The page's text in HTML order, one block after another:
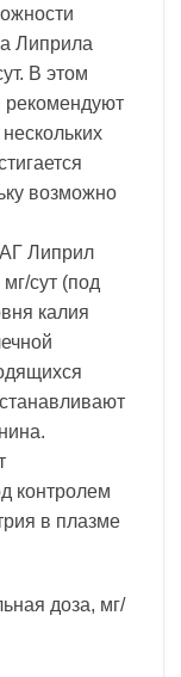
Липрила
В этом
рекомендуют
возможно
Липрил
сут (под
калия
контролем
в плазме
доза, мг/